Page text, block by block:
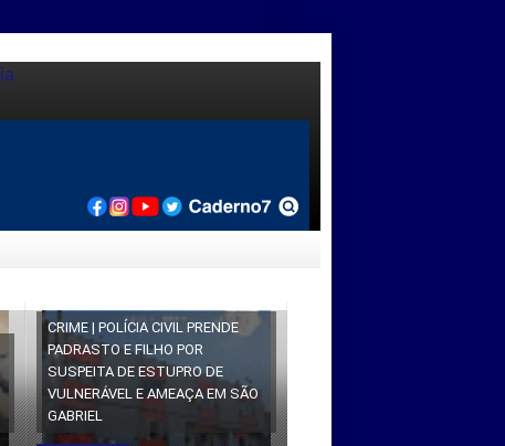
CRIME | POLÍCIA CIVIL PRENDE
PADRASTO E FILHO POR
SUSPEITA DE ESTUPRO DE
VULNERÁVEL E AMEAÇA EM SÃO
GABRIEL